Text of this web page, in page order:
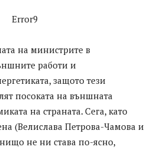
Error9
на министрите в
работи и
защото тези
посоката на външната
на страната. Сега, като
(Велислава Петрова-Чамова и
не ни става по-ясно,